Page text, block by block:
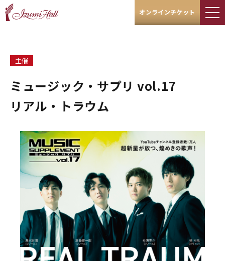
オンラインチケット
主催
ミュージック・サプリ vol.17
リアル・トラウム